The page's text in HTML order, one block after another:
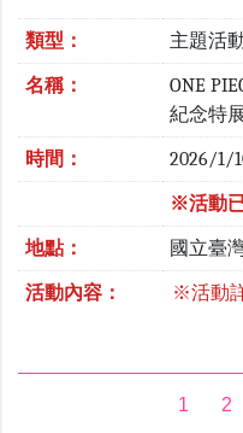
類型： 主題活
名稱：
ONE
紀念特
時間： 2026/1/
※活動
地點： 國立臺
活動內容： ※活動
1 2